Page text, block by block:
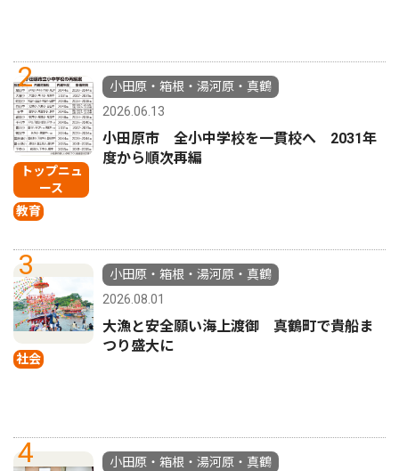
2
トップニュ
ース
教育
小田原・箱根・湯河原・真鶴
2026.06.13
小田原市 全小中学校を一貫校へ 2031年
度から順次再編
3
社会
小田原・箱根・湯河原・真鶴
2026.08.01
大漁と安全願い海上渡御 真鶴町で貴船ま
つり盛大に
4
小田原・箱根・湯河原・真鶴